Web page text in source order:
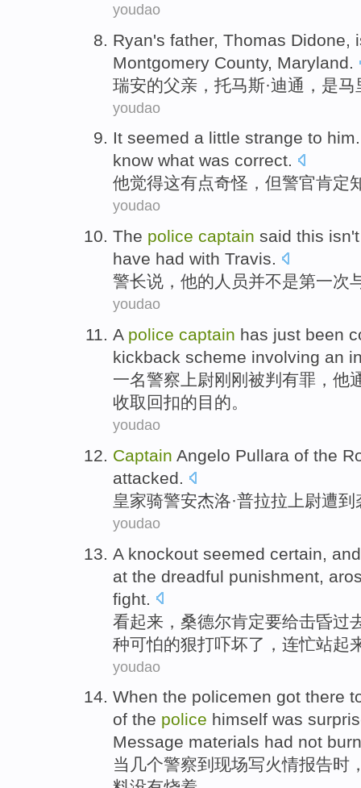
youdao
Ryan's father, Thomas Didone
Montgomery County, Maryland
瑞安的父亲 ， 托马斯·迪通， 是马
youdao
It seemed a little strange to him
know what was correct.
他觉得这有点奇怪 ， 但警官肯定
youdao
The police captain said this isn't
have had with Travis.
警长说 ， 他的 人员并不是第一次
youdao
A police captain has just been
kickback scheme involving an
一名警察 上尉刚刚 被判有罪 ，他
收取 回扣的目的。
youdao
Captain Angelo Pullara of the
attacked.
皇家骑警安杰洛·普拉拉 上尉遭到
youdao
A knockout seemed certain ,
at the dreadful punishment,
fight
看起来 ， 桑德尔肯定要给击昏过
种可怕的狠打吓坏了 ，连忙站起
youdao
When the policemen got there
of the police himself was
Message materials had not
当 几个警察到 现场写火情报告时